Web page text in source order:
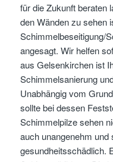
für die Zukunft beraten
den Wänden zu sehen
Schimmelbeseitigung/
angesagt. Wir helfen
aus Gelsenkirchen ist
Schimmelsanierung
Unabhängig vom
sollte bei dessen
Schimmelpilze sehen
auch unangenehm und
gesundheitsschädlich.